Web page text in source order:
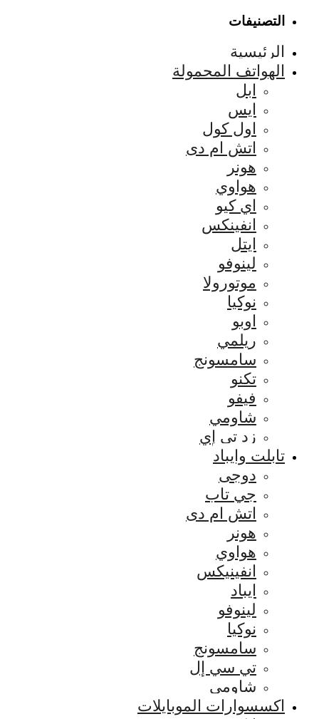
التصنيفات
الرئيسية
الهواتف المحمولة
ابل
ايس
اول كول
اتش ام دى
هونر
هواوي
اي كيو
انفينكس
ايتل
لينوفو
موتورولا
نوكيا
اوبو
ريلمي
سامسونج
تكنو
فيفو
شاومي
زد تي إي
تابلت وايباد
دوجى
جي تاب
اتش ام دى
هونر
هواوي
انفينيكس
ايباد
لينوفو
نوكيا
سامسونج
تي سي إل
شاومي
اكسسوارات الموبايلات